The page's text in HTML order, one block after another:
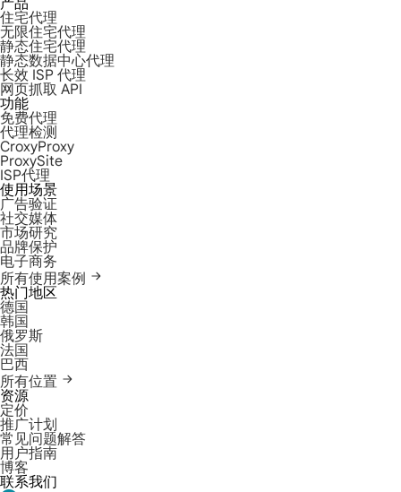
产品
住宅代理
无限住宅代理
静态住宅代理
静态数据中心代理
长效 ISP 代理
网页抓取 API
功能
免费代理
代理检测
CroxyProxy
ProxySite
ISP代理
使用场景
广告验证
社交媒体
市场研究
品牌保护
电子商务
所有使用案例
热门地区
德国
韩国
俄罗斯
法国
巴西
所有位置
资源
定价
推广计划
常见问题解答
用户指南
博客
联系我们